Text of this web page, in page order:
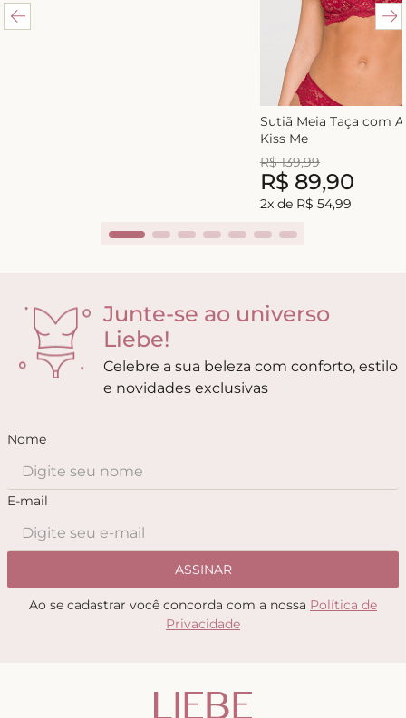
Sutiã Meia Taça com
Kiss Me
R$ 139,99
R$ 89,90
2x de R$ 54,99
Junte-se ao universo
Liebe!
Celebre a sua beleza com conforto, estilo
e novidades exclusivas
Nome
E-mail
ASSINAR
Ao se cadastrar você concorda com a nossa Política de
Privacidade